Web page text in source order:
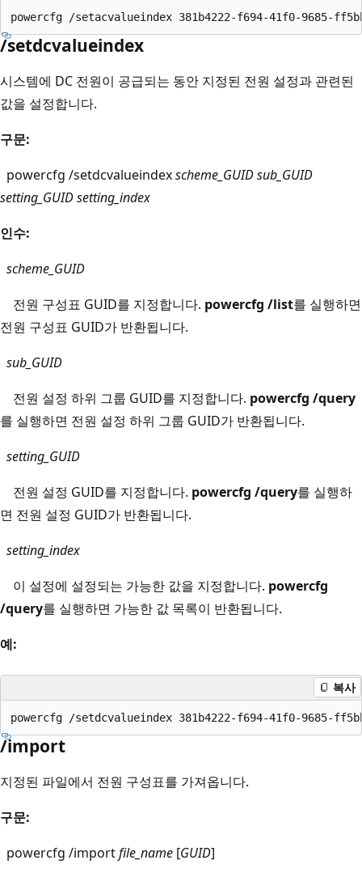
/setdcvalueindex
시스템에 DC 전원이 공급되는 동안 지정된 전원 설정과 관련된
값을 설정합니다.
구문:
powercfg /setdcvalueindexscheme_GUIDsub_GUID
setting_GUIDsetting_index
인수:
scheme_GUID
전원 구성표 GUID를 지정합니다. powercfg /list를 실행하면
전원 구성표 GUID가 반환됩니다.
sub_GUID
전원 설정 하위 그룹 GUID를 지정합니다. powercfg /query
를 실행하면 전원 설정 하위 그룹 GUID가 반환됩니다.
setting_GUID
전원 설정 GUID를 지정합니다. powercfg /query를 실행하
면 전원 설정 GUID가 반환됩니다.
setting_index
이 설정에 설정되는 가능한 값을 지정합니다. powercfg
/query를 실행하면 가능한 값 목록이 반환됩니다.
예:
복사
/import
지정된 파일에서 전원 구성표를 가져옵니다.
구문:
powercfg /importfile_name [GUID]